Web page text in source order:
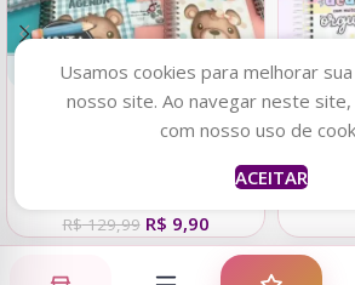
Adicionar ao carrinho
Combão de Encadernação –
R$129,99 R$ 9,90
Mini Kit
Usamos cookies para melhorar
nosso site. Ao navegar neste
com nosso uso de
ACEITAR